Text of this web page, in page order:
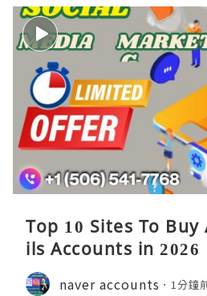
Top 10 Sites To Buy
ils Accounts in 2026
naver accounts 1分鐘